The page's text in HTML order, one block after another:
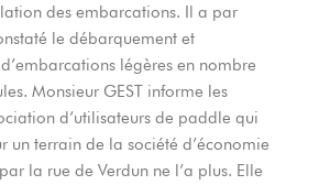
des embarcations. Il a par
le débarquement et
légères en nombre
Monsieur GEST informe les
d’utilisateurs de paddle qui
un terrain de la société d’économie
la rue de Verdun ne l’a plus. Elle